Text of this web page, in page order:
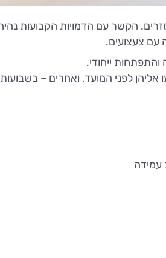
הקשר עם הדמויות הקבועות נהיה
עם צעצועים.
ייחודי.
אליהן לפני המועד, ואחרים –
עמידה